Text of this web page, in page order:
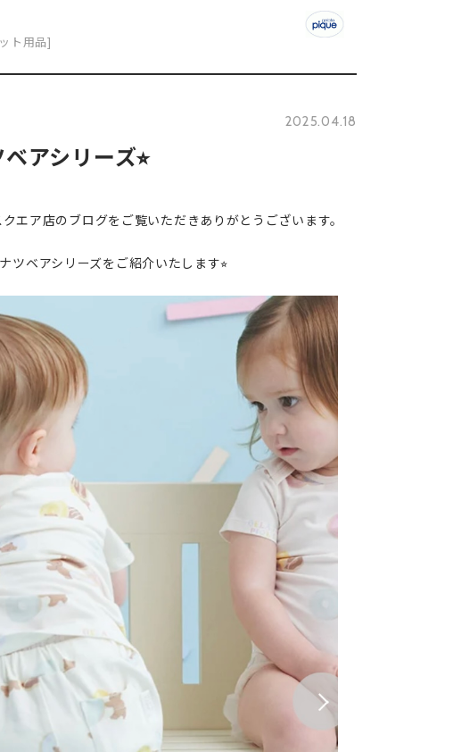
ト用品]
2025.04.18
アシリーズ⭐︎
ア店のブログをご覧いただきありがとうございます。
ツベアシリーズをご紹介いたします⭐︎